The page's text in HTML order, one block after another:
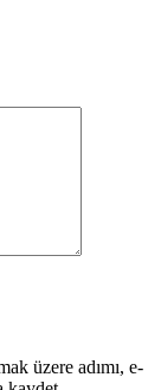
üzere adımı, e-